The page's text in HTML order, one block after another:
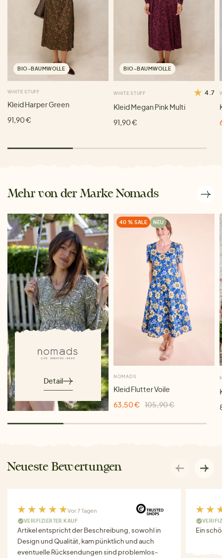
BIO-BAUMWOLLE
WHITE STUFF
Kleid Harper Green
91,90 €
BIO-BAUMWOLLE
WHITE STUFF 4.7
Kleid Megan Pink Multi
91,90 €
Mehr von der Marke Nomads
Detail
40 % SALE NEU
NOMADS
Kleid Flutter Voile
63,50 €
105,90 €
Neueste Bewertungen
Vor 7 Tagen
VERIFIZIERTER KAUF
Artikel entspricht der Beschreibung, sowohl in
Design und Qualität, kam pünktlich und auch
eventuelle Rücksendungen sind problemlos-
Ein